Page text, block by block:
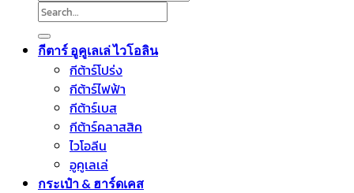
Search
for:
กีตาร์ อูคูเลเล่ ไวโอลิน
กีต้าร์โปร่ง
กีต้าร์ไฟฟ้า
กีต้าร์เบส
กีต้าร์คลาสสิค
ไวโอลีน
อูคูเลเล่
กระเป๋า & ฮาร์ดเคส